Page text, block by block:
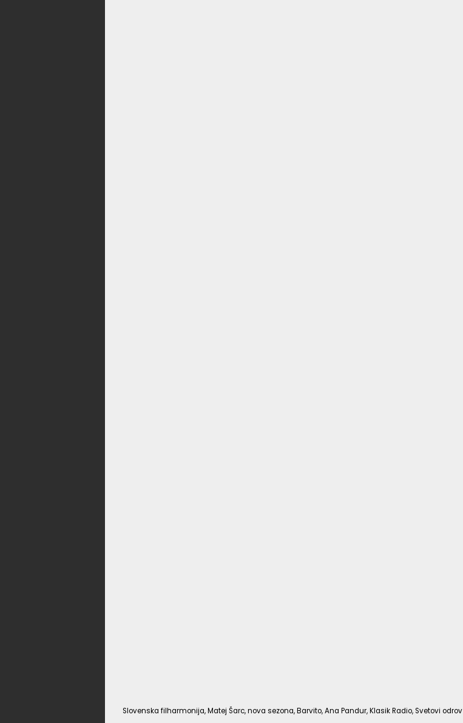
Slovenska filharmonija, Matej Šarc, nova sezona, Barvito, Ana Pandur, Klasik Radio, Svetovi odrov